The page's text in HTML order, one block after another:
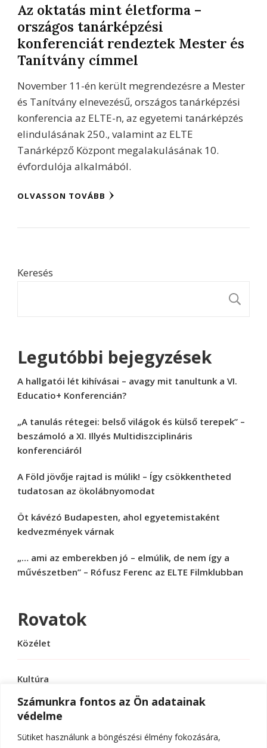
Számunkra fontos az Ön adatainak
védelme
Sütiket használunk a böngészési élmény fokozására,
Az oktatás mint életforma –
országos tanárképzési
konferenciát rendeztek Mester és
Tanítvány címmel
November 11-én került megrendezésre a Mester
és Tanítvány elnevezésű, országos tanárképzési
konferencia az ELTE-n, az egyetemi tanárképzés
elindulásának 250., valamint az ELTE
Tanárképző Központ megalakulásának 10.
évfordulója alkalmából.
OLVASSON TOVÁBB
Keresés
Legutóbbi bejegyzések
A hallgatói lét kihívásai – avagy mit tanultunk a VI.
Educatio+ Konferencián?
„A tanulás rétegei: belső világok és külső terepek” –
beszámoló a XI. Illyés Multidiszciplináris
konferenciáról
A Föld jövője rajtad is múlik! – Így csökkentheted
tudatosan az ökolábnyomodat
Öt kávézó Budapesten, ahol egyetemistaként
kedvezmények várnak
„… ami az emberekben jó – elmúlik, de nem így a
művészetben” – Rófusz Ferenc az ELTE Filmklubban
Rovatok
Közélet
Kultúra
Sport